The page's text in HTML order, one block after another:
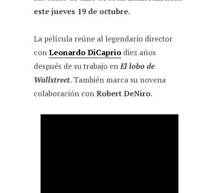
o
k
A
p
r
m
t
este jueves 19 de octubre.
La película reúne al legendario director
conLeonardo DiCaprio diez años
después de su trabajo enEl lobo de
Wallstreet. También marca su novena
colaboración conRobert DeNiro.